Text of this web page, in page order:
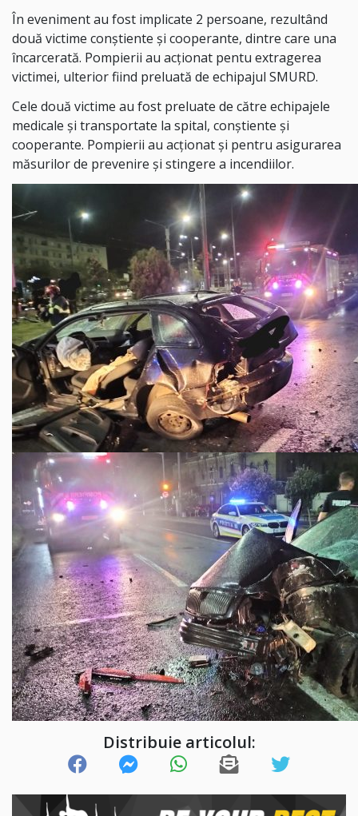
În eveniment au fost implicate 2 persoane, rezultând
două victime conștiente și cooperante, dintre care una
încarcerată. Pompierii au acționat pentu extragerea
victimei, ulterior fiind preluată de echipajul SMURD.
Cele două victime au fost preluate de către echipajele
medicale și transportate la spital, conștiente și
cooperante. Pompierii au acționat și pentru asigurarea
măsurilor de prevenire și stingere a incendiilor.
Distribuie articolul: